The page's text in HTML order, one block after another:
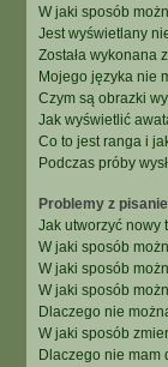
W jaki sposób
Jest wyświetlany
Została wykonana
Mojego języka nie
Czym są obrazki
Jak wyświetlić
Co to jest ranga i
Podczas próby
Problemy z
Jak utworzyć nowy
W jaki sposób
W jaki sposób
W jaki sposób
Dlaczego nie
W jaki sposób
Dlaczego nie mam